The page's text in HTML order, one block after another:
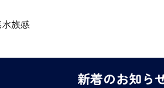
族感
新着のお知ら